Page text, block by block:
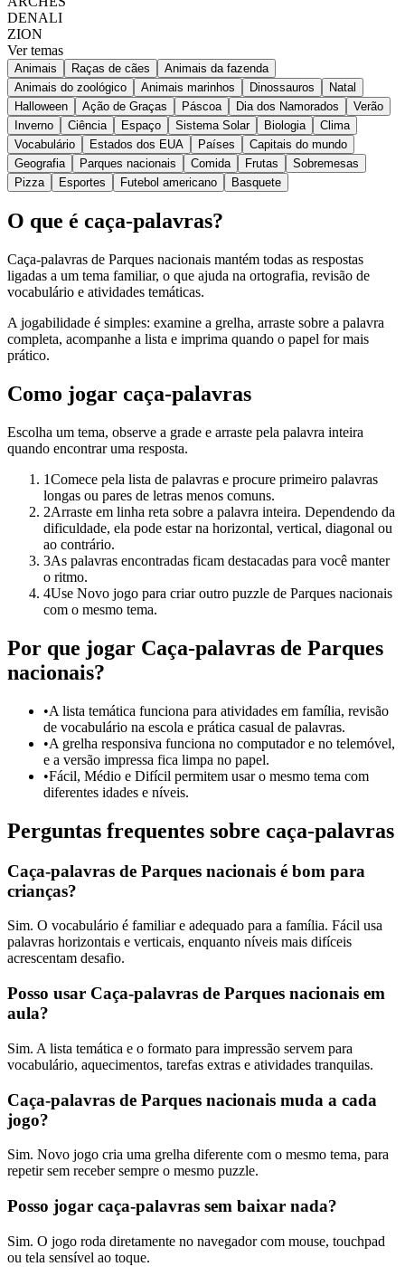
DENALI
ZION
Ver temas
Animais Raças de cães
Animais da fazenda
Animais do zoológico
Animais marinhos Dinossauros
Natal
Halloween
Ação de Graças Páscoa Dia dos Namorados
Verão
Inverno
Ciência Espaço Sistema Solar Biologia
Clima
Vocabulário
Estados dos EUA Países
Capitais do mundo
Geografia
Parques nacionais Comida Frutas
Sobremesas
Pizza
Esportes Futebol americano Basquete
O que é caça-palavras?
Caça-palavras de Parques nacionais mantém todas as respostas
ligadas a um tema familiar, o que ajuda na ortografia, revisão de
vocabulário e atividades temáticas.
A jogabilidade é simples: examine a grelha, arraste sobre a palavra
completa, acompanhe a lista e imprima quando o papel for mais
prático.
Como jogar caça-palavras
Escolha um tema, observe a grade e arraste pela palavra inteira
quando encontrar uma resposta.
1Comece pela lista de palavras e procure primeiro palavras
longas ou pares de letras menos comuns.
2Arraste em linha reta sobre a palavra inteira. Dependendo da
dificuldade, ela pode estar na horizontal, vertical, diagonal ou
ao contrário.
3As palavras encontradas ficam destacadas para você manter
o ritmo.
4Use Novo jogo para criar outro puzzle de Parques nacionais
com o mesmo tema.
Por que jogar Caça-palavras de Parques
nacionais?
•A lista temática funciona para atividades em família, revisão
de vocabulário na escola e prática casual de palavras.
•A grelha responsiva funciona no computador e no telemóvel,
e a versão impressa fica limpa no papel.
•Fácil, Médio e Difícil permitem usar o mesmo tema com
diferentes idades e níveis.
Perguntas frequentes sobre caça-palavras
Caça-palavras de Parques nacionais é bom para
crianças?
Sim. O vocabulário é familiar e adequado para a família. Fácil usa
palavras horizontais e verticais, enquanto níveis mais difíceis
acrescentam desafio.
Posso usar Caça-palavras de Parques nacionais em
aula?
Sim. A lista temática e o formato para impressão servem para
vocabulário, aquecimentos, tarefas extras e atividades tranquilas.
Caça-palavras de Parques nacionais muda a cada
jogo?
Sim. Novo jogo cria uma grelha diferente com o mesmo tema, para
repetir sem receber sempre o mesmo puzzle.
Posso jogar caça-palavras sem baixar nada?
Sim. O jogo roda diretamente no navegador com mouse, touchpad
ou tela sensível ao toque.